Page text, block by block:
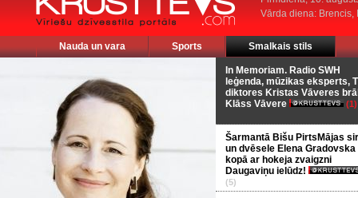
Vārda diena: Brencis,
Nauda un vara Sports Smalkais stils
In Memoriam. Radio SWH
leģenda, mūzikas eksperts,
diktores Kristas Vāveres
Klāss Vāvere
(1)
Šarmantā Bišu PirtsMājas
un dvēsele Elena Gradovska
kopā ar hokeja zvaigzni
Daugaviņu ielūdz!
(5)